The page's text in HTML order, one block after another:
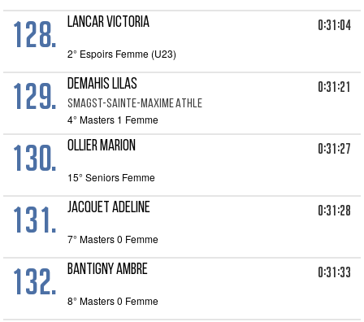
128. LANCAR VICTORIA 0:31:04
2° Espoirs Femme (U23)
129. DEMAHIS LILAS
SMAGST-SAINTE-MAXIME ATHLE
0:31:21
4° Masters 1 Femme
130. OLLIER MARION 0:31:27
15° Seniors Femme
131. JACQUET ADELINE 0:31:28
7° Masters 0 Femme
132. BANTIGNY AMBRE 0:31:33
8° Masters 0 Femme